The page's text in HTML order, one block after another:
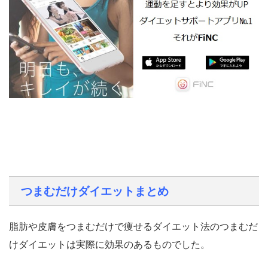
つまむだけダイエットまとめ
脂肪や皮膚をつまむだけで痩せるダイエット法のつまむだ
けダイエットは実際に効果のあるものでした。